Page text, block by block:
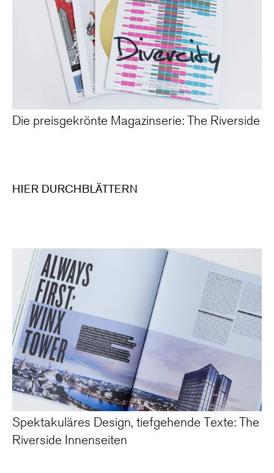
Die preisgekrönte Magazinserie: The Riverside
HIER DURCHBLÄTTERN
Spektakuläres Design, tiefgehende Texte: The
Riverside Innenseiten